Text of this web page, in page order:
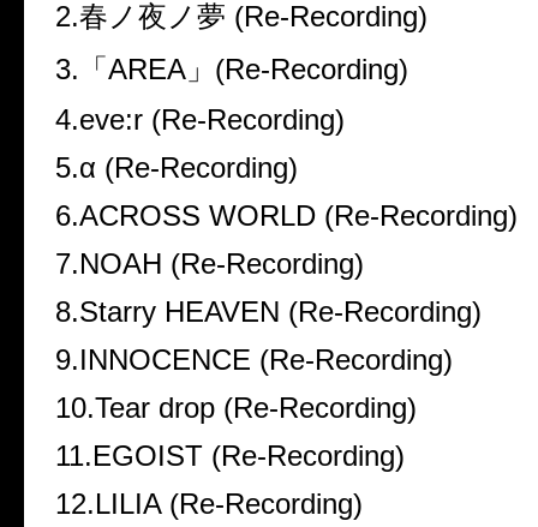
2.春ノ夜ノ夢 (Re-Recording)
3. 「 AREA 」 (Re-Recording)
4.eve:r (Re-Recording)
5.α (Re-Recording)
6.ACROSS WORLD (Re-Recording)
7.NOAH (Re-Recording)
8.Starry HEAVEN (Re-Recording)
9.INNOCENCE (Re-Recording)
10.Tear drop (Re-Recording)
11.EGOIST (Re-Recording)
12.LILIA (Re-Recording)